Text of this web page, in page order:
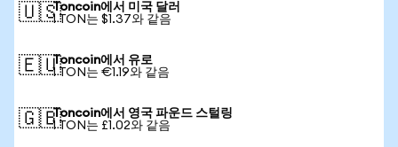
🇺🇸Toncoin에서 미국 달러
1 TON는 $1.37와 같음
🇪🇺Toncoin에서 유로
1 TON는 €1.19와 같음
🇬🇧Toncoin에서 영국 파운드 스털링
1 TON는 £1.02와 같음